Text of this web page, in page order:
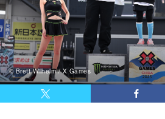
©︎ Brett Wilhelm / X Games